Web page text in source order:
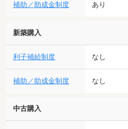
補助／助成金制度 あり
新築購入
利子補給制度 なし
補助／助成金制度 なし
中古購入